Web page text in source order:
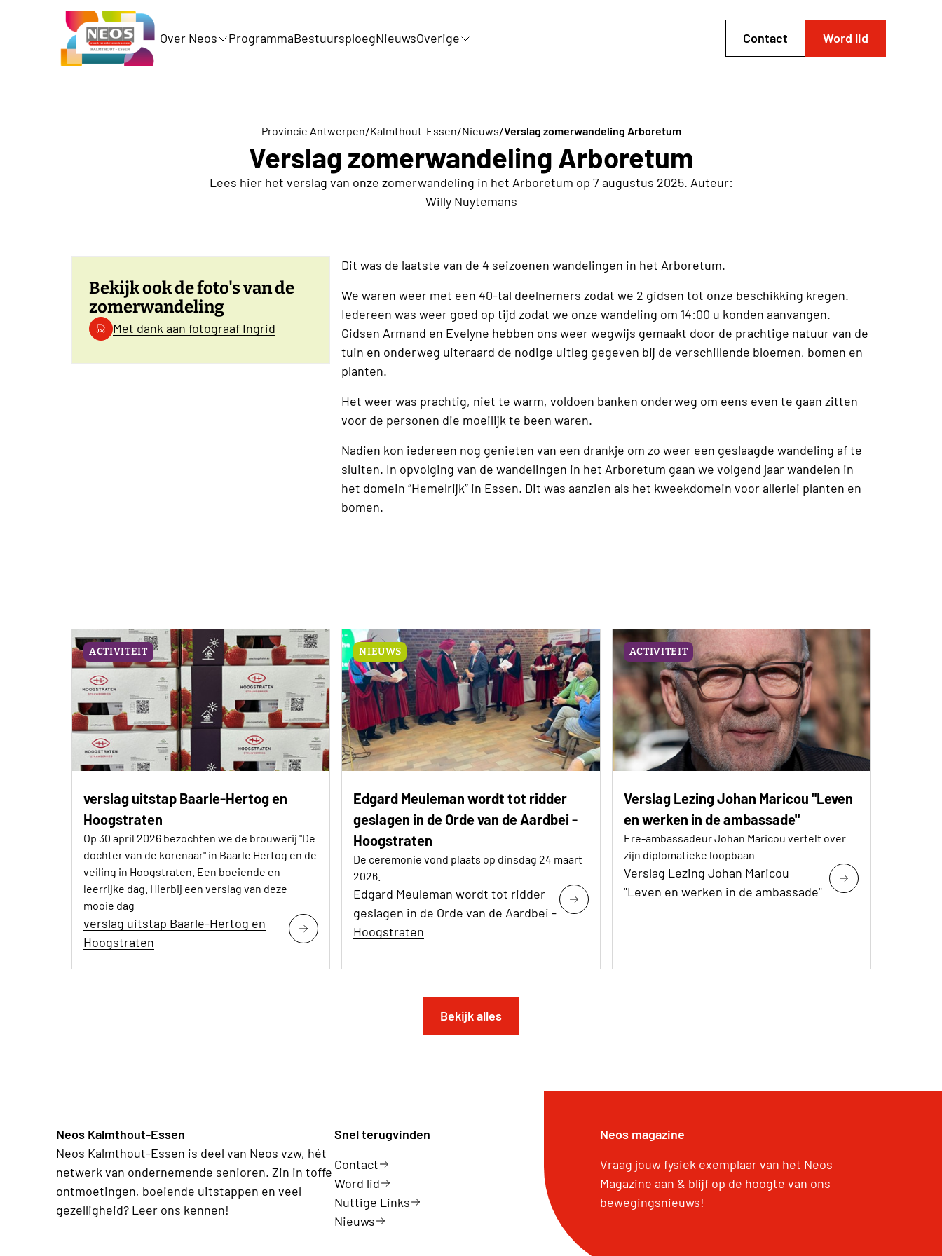
Over Neos ProgrammaBestuursploegNieuwsOverige Contact Word lid
Provincie Antwerpen/Kalmthout-Essen/Nieuws/Verslag zomerwandeling Arboretum
Verslag zomerwandeling Arboretum
Lees hier het verslag van onze zomerwandeling in het Arboretum op 7 augustus 2025. Auteur:
Willy Nuytemans
Bekijk ook de foto's van de
zomerwandeling
Met dank aan fotograaf Ingrid
Dit was de laatste van de 4 seizoenen wandelingen in het Arboretum.
We waren weer met een 40-tal deelnemers zodat we 2 gidsen tot onze beschikking kregen.
Iedereen was weer goed op tijd zodat we onze wandeling om 14:00 u konden aanvangen.
Gidsen Armand en Evelyne hebben ons weer wegwijs gemaakt door de prachtige natuur van de
tuin en onderweg uiteraard de nodige uitleg gegeven bij de verschillende bloemen, bomen en
planten.
Het weer was prachtig, niet te warm, voldoen banken onderweg om eens even te gaan zitten
voor de personen die moeilijk te been waren.
Nadien kon iedereen nog genieten van een drankje om zo weer een geslaagde wandeling af te
sluiten. In opvolging van de wandelingen in het Arboretum gaan we volgend jaar wandelen in
het domein “Hemelrijk” in Essen. Dit was aanzien als het kweekdomein voor allerlei planten en
bomen.
ACTIVITEIT
verslag uitstap Baarle-Hertog en
Hoogstraten
Op 30 april 2026 bezochten we de brouwerij "De
dochter van de korenaar" in Baarle Hertog en de
veiling in Hoogstraten. Een boeiende en
leerrijke dag. Hierbij een verslag van deze
mooie dag
verslag uitstap Baarle-Hertog en
Hoogstraten
NIEUWS
Edgard Meuleman wordt tot ridder
geslagen in de Orde van de Aardbei -
Hoogstraten
De ceremonie vond plaats op dinsdag 24 maart
2026.
Edgard Meuleman wordt tot ridder
geslagen in de Orde van de Aardbei -
Hoogstraten
ACTIVITEIT
Verslag Lezing Johan Maricou "Leven
en werken in de ambassade"
Ere-ambassadeur Johan Maricou vertelt over
zijn diplomatieke loopbaan
Verslag Lezing Johan Maricou
"Leven en werken in de ambassade"
Bekijk alles
Neos Kalmthout-Essen
Neos Kalmthout-Essen is deel van Neos vzw, hét
netwerk van ondernemende senioren. Zin in toffe
ontmoetingen, boeiende uitstappen en veel
gezelligheid? Leer ons kennen!
Snel terugvinden
Contact
Word lid
Nuttige Links
Nieuws
Neos magazine
Vraag jouw fysiek exemplaar van het Neos
Magazine aan & blijf op de hoogte van ons
bewegingsnieuws!